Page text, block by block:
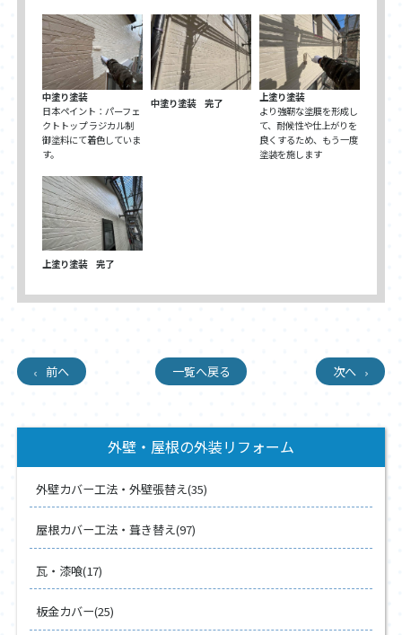
中塗り塗装
日本ペイント：パーフェ
クトトップ ラジカル制
御塗料にて着色していま
す。
中塗り塗装 完了
上塗り塗装
より強靭な塗膜を形成し
て、耐候性や仕上がりを
良くするため、もう一度
塗装を施します
上塗り塗装 完了
前へ 一覧へ戻る 次へ
外壁・屋根の外装リフォーム
外壁カバー工法・外壁張替え(35)
屋根カバー工法・葺き替え(97)
瓦・漆喰(17)
板金カバー(25)